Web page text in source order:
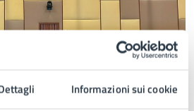
Informazioni sui cookie